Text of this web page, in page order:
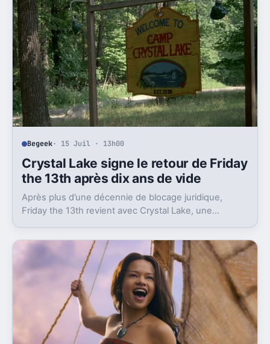
Begeek· 15 Juil · 13h00
Crystal Lake signe le retour de Friday
the 13th après dix ans de vide
Après plus d’une décennie de blocage juridique,
Friday the 13th revient avec Crystal Lake, une
décor.